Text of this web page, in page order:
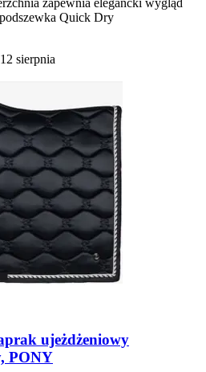
zapewnia elegancki wygląd
Quick Dry
sierpnia
ujeżdżeniowy
PONY